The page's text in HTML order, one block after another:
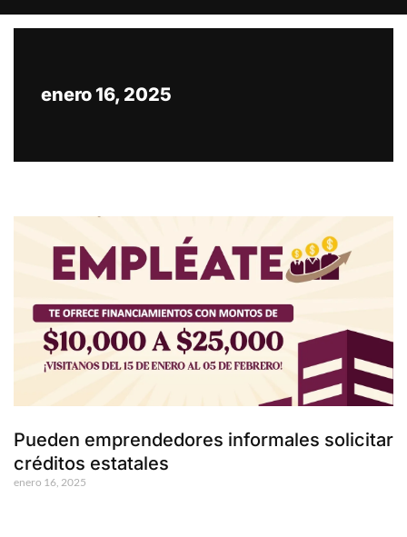
enero 16, 2025
Pueden emprendedores informales solicitar
créditos estatales
enero 16, 2025